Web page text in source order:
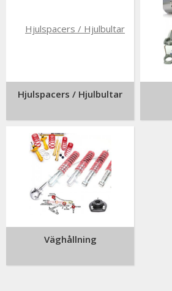
Hjulspacers / Hjulbultar
Väghållning